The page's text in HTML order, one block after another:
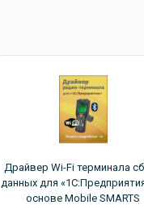
Драйвер Wi-Fi терминала
данных для
основе Mobile SMARTS